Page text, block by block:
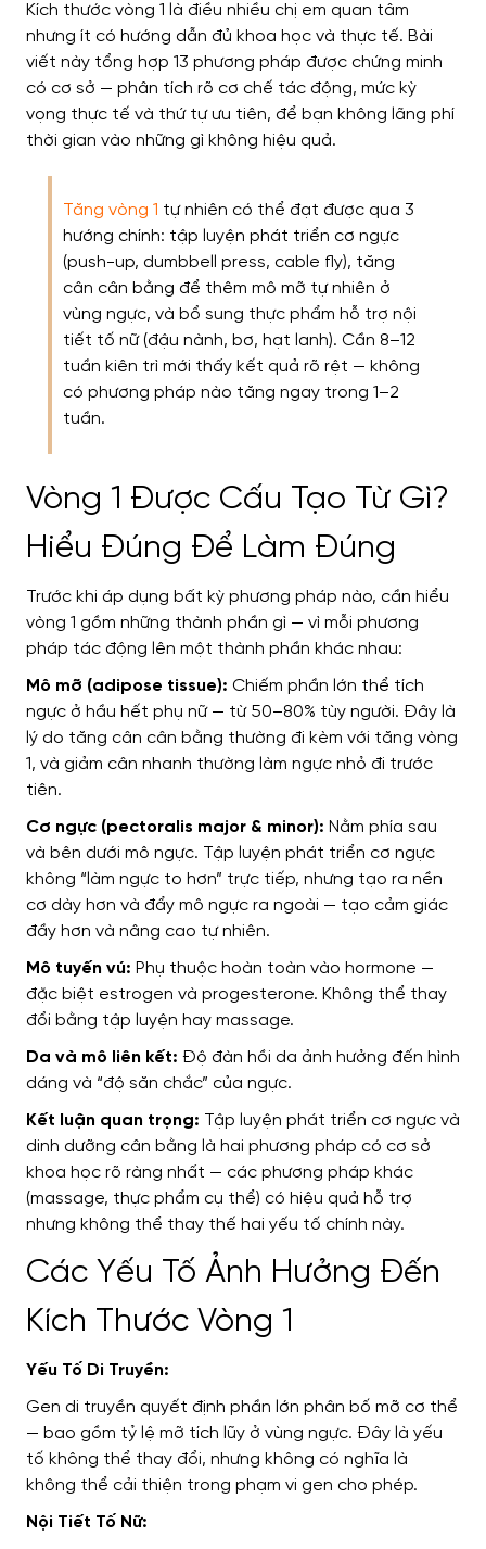
Kích thước vòng 1 là điều nhiều chị em quan tâm
nhưng ít có hướng dẫn đủ khoa học và thực tế. Bài
viết này tổng hợp 13 phương pháp được chứng minh
có cơ sở — phân tích rõ cơ chế tác động, mức kỳ
vọng thực tế và thứ tự ưu tiên, để bạn không lãng phí
thời gian vào những gì không hiệu quả.
Tăng vòng 1 tự nhiên có thể đạt được qua 3
hướng chính: tập luyện phát triển cơ ngực
(push-up, dumbbell press, cable fly), tăng
cân cân bằng để thêm mô mỡ tự nhiên ở
vùng ngực, và bổ sung thực phẩm hỗ trợ nội
tiết tố nữ (đậu nành, bơ, hạt lanh). Cần 8–12
tuần kiên trì mới thấy kết quả rõ rệt — không
có phương pháp nào tăng ngay trong 1–2
tuần.
Vòng 1 Được Cấu Tạo Từ Gì?
Hiểu Đúng Để Làm Đúng
Trước khi áp dụng bất kỳ phương pháp nào, cần hiểu
vòng 1 gồm những thành phần gì — vì mỗi phương
pháp tác động lên một thành phần khác nhau:
Mô mỡ (adipose tissue): Chiếm phần lớn thể tích
ngực ở hầu hết phụ nữ — từ 50–80% tùy người. Đây là
lý do tăng cân cân bằng thường đi kèm với tăng vòng
1, và giảm cân nhanh thường làm ngực nhỏ đi trước
tiên.
Cơ ngực (pectoralis major & minor): Nằm phía sau
và bên dưới mô ngực. Tập luyện phát triển cơ ngực
không “làm ngực to hơn” trực tiếp, nhưng tạo ra nền
cơ dày hơn và đẩy mô ngực ra ngoài — tạo cảm giác
đầy hơn và nâng cao tự nhiên.
Mô tuyến vú: Phụ thuộc hoàn toàn vào hormone —
đặc biệt estrogen và progesterone. Không thể thay
đổi bằng tập luyện hay massage.
Da và mô liên kết: Độ đàn hồi da ảnh hưởng đến hình
dáng và “độ săn chắc” của ngực.
Kết luận quan trọng: Tập luyện phát triển cơ ngực và
dinh dưỡng cân bằng là hai phương pháp có cơ sở
khoa học rõ ràng nhất — các phương pháp khác
(massage, thực phẩm cụ thể) có hiệu quả hỗ trợ
nhưng không thể thay thế hai yếu tố chính này.
Các Yếu Tố Ảnh Hưởng Đến
Kích Thước Vòng 1
Yếu Tố Di Truyền:
Gen di truyền quyết định phần lớn phân bố mỡ cơ thể
— bao gồm tỷ lệ mỡ tích lũy ở vùng ngực. Đây là yếu
tố không thể thay đổi, nhưng không có nghĩa là
không thể cải thiện trong phạm vi gen cho phép.
Nội Tiết Tố Nữ: